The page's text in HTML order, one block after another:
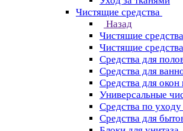
Чистящие средства
Назад
Чистящие средства
Чистящие
Средства для
Средства для
Средства для окон
Универсальные
Средства по
Средства для